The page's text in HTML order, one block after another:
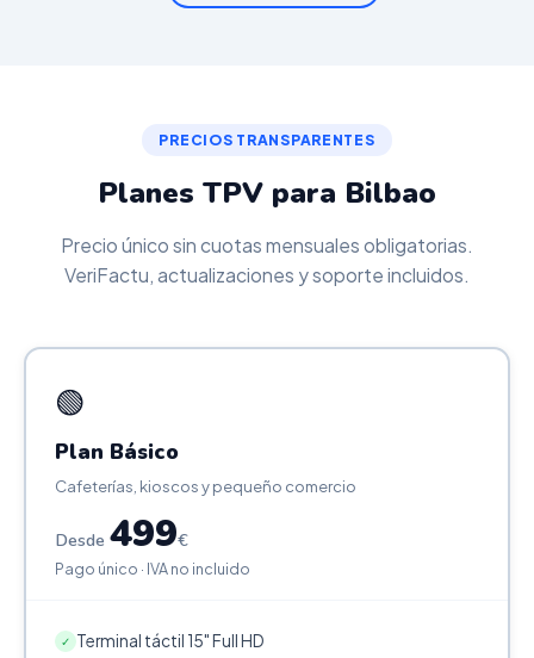
PRECIOS TRANSPARENTES
Planes TPV para Bilbao
Precio único sin cuotas mensuales obligatorias.
VeriFactu, actualizaciones y soporte incluidos.
🟢
Plan Básico
Cafeterías, kioscos y pequeño comercio
Desde 499€
Pago único · IVA no incluido
✓ Terminal táctil 15" Full HD